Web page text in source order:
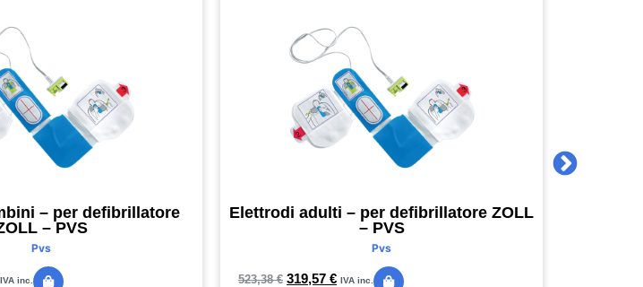
– per defibrillatore
– PVS
Pvs
IVA inc.
Elettrodi adulti – per defibrillatore ZOLL
– PVS
Pvs
523,38€ 319,57 € IVA inc.